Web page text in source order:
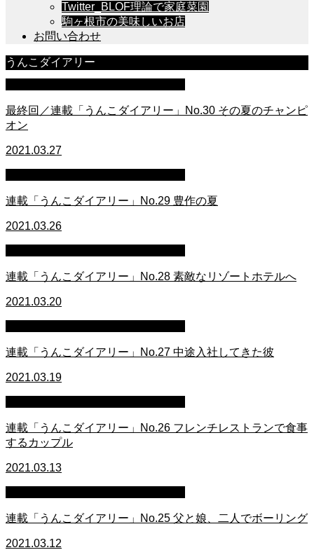
Twitter_BLOF理論で家庭菜園
駒ヶ根市の美味しいお店
お問い合わせ
うんこダイアリー
最終回／連載「うんこダイアリー」No.30 その夏のチャンピ
オン
2021.03.27
連載「うんこダイアリー」No.29 豊作の夏
2021.03.26
連載「うんこダイアリー」No.28 素敵なリゾートホテルへ
2021.03.20
連載「うんこダイアリー」No.27 中途入社してきた彼
2021.03.19
連載「うんこダイアリー」No.26 フレンチレストランで食事
するカップル
2021.03.13
連載「うんこダイアリー」No.25 父と娘、二人でボーリング
2021.03.12